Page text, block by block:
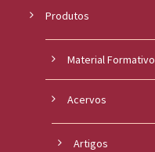
Produtos
Material Formativo
Acervos
Artigos